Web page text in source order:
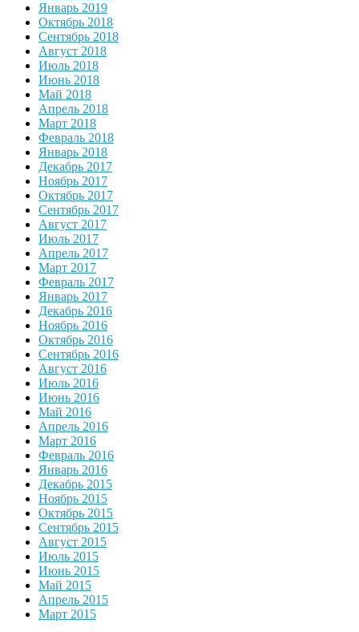
Январь 2019
Октябрь 2018
Сентябрь 2018
Август 2018
Июль 2018
Июнь 2018
Май 2018
Апрель 2018
Март 2018
Февраль 2018
Январь 2018
Декабрь 2017
Ноябрь 2017
Октябрь 2017
Сентябрь 2017
Август 2017
Июль 2017
Апрель 2017
Март 2017
Февраль 2017
Январь 2017
Декабрь 2016
Ноябрь 2016
Октябрь 2016
Сентябрь 2016
Август 2016
Июль 2016
Июнь 2016
Май 2016
Апрель 2016
Март 2016
Февраль 2016
Январь 2016
Декабрь 2015
Ноябрь 2015
Октябрь 2015
Сентябрь 2015
Август 2015
Июль 2015
Июнь 2015
Май 2015
Апрель 2015
Март 2015